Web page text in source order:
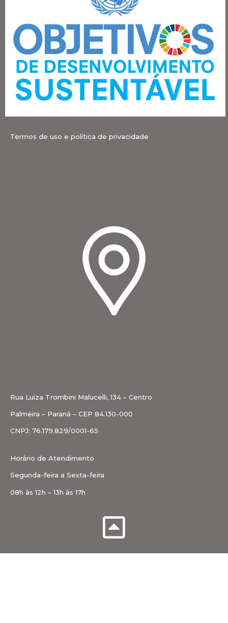
Termos de uso e política de privacidade
Rua Luiza Trombini Malucelli, 134 – Centro
Palmeira – Paraná – CEP 84.130-000
CNPJ: 76.179.829/0001-65
Horário de Atendimento
Segunda-feira a Sexta-feira
08h às 12h – 13h às 17h